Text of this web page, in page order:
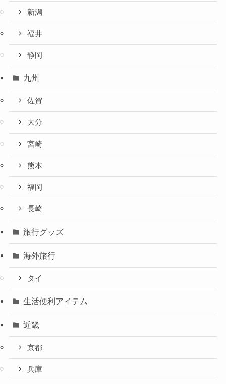
新潟
福井
静岡
九州
佐賀
大分
宮崎
熊本
福岡
長崎
旅行グッズ
海外旅行
タイ
生活便利アイテム
近畿
京都
兵庫